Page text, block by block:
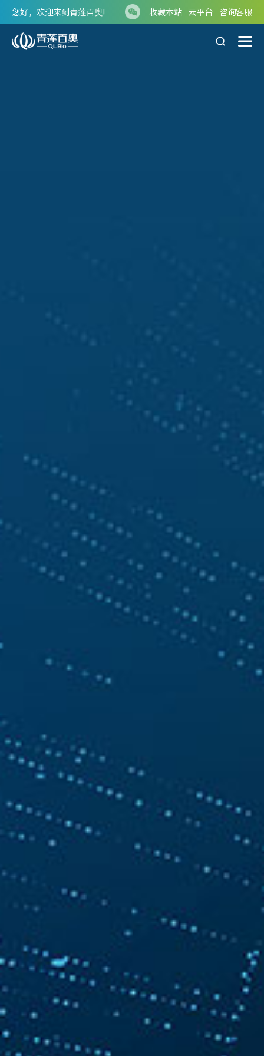
您好，欢迎来到青莲百奥! 收藏本站 云平台 咨询客服